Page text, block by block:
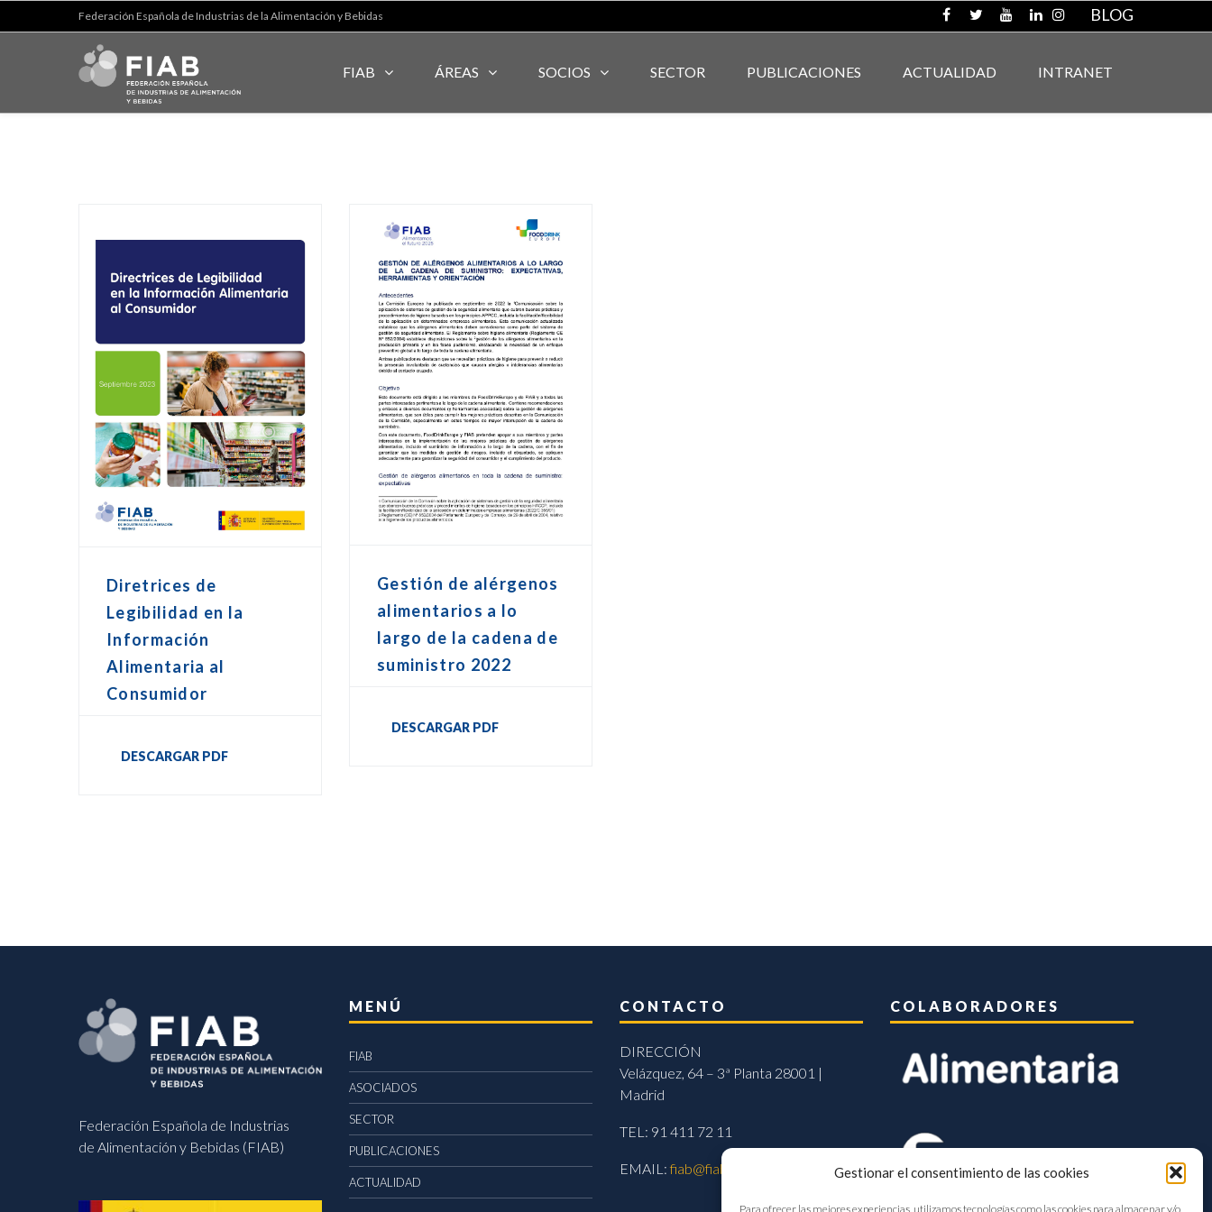
Gestionar el consentimiento de las cookies
Para ofrecer las mejores experiencias, utilizamos tecnologías como las cookies para almacenar y/o
Federación Española de Industrias de la Alimentación y Bebidas BLOG
FIAB ÁREAS SOCIOS SECTOR PUBLICACIONES ACTUALIDAD INTRANET
Diretrices de
Legibilidad en la
Información
Alimentaria al
Consumidor
DESCARGAR PDF
Gestión de alérgenos
alimentarios a lo
largo de la cadena de
suministro 2022
DESCARGAR PDF
Federación Española de Industrias
de Alimentación y Bebidas (FIAB)
MENÚ
FIAB
ASOCIADOS
SECTOR
PUBLICACIONES
ACTUALIDAD
CONTACTO
DIRECCIÓN
Velázquez, 64 – 3ª Planta 28001 |
Madrid
TEL: 91 411 72 11
EMAIL:fiab@fiab.es
COLABORADORES